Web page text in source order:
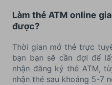
Làm thẻ ATM online
được?
Thời gian mở thẻ trực
bạn bạn sẽ cần đợi để
nhận đăng ký thẻ ATM,
nhận thẻ sau khoảng 5-7